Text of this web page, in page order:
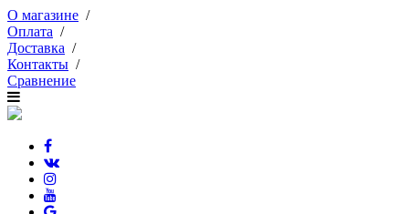
О магазине /
Оплата /
Доставка /
Контакты /
Сравнение